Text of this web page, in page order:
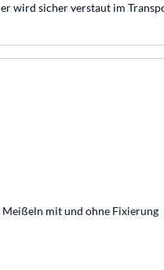
wird sicher verstaut im
mit und ohne Fixierung